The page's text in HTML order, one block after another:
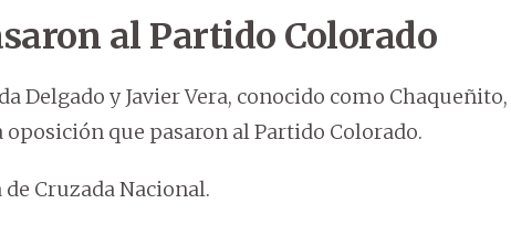
al Partido Colorado
Delgado y Javier Vera, conocido como Chaqueñito,
que pasaron al Partido Colorado.
Cruzada Nacional.